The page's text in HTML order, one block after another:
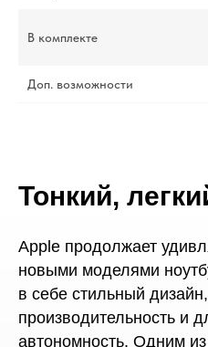
В комплекте
Доп. возможности
Тонкий,
Apple продолжает
новыми моделями
в себе стильный
производительность и
автономность. Одним из